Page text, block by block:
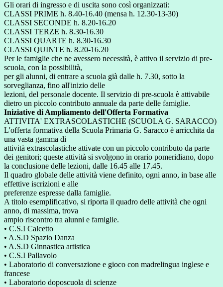
Gli orari di ingresso e di uscita sono così organizzati:
CLASSI PRIME h. 8.40-16.40 (mensa h. 12.30-13-30)
CLASSI SECONDE h. 8.20-16.20
CLASSI TERZE h. 8.30-16.30
CLASSI QUARTE h. 8.30-16.30
CLASSI QUINTE h. 8.20-16.20
Per le famiglie che ne avessero necessità, è attivo il servizio di pre-
scuola, con la possibilità,
per gli alunni, di entrare a scuola già dalle h. 7.30, sotto la
sorveglianza, fino all'inizio delle
lezioni, del personale docente. Il servizio di pre-scuola è attivabile
dietro un piccolo contributo annuale da parte delle famiglie.
Iniziative di Ampliamento dell'Offerta Formativa
ATTIVITA' EXTRASCOLASTICHE (SCUOLA G. SARACCO)
L'offerta formativa della Scuola Primaria G. Saracco è arricchita da
una vasta gamma di
attività extrascolastiche attivate con un piccolo contributo da parte
dei genitori; queste attività si svolgono in orario pomeridiano, dopo
la conclusione delle lezioni, dalle 16.45 alle 17.45.
Il quadro globale delle attività viene definito, ogni anno, in base alle
effettive iscrizioni e alle
preferenze espresse dalla famiglie.
A titolo esemplificativo, si riporta il quadro delle attività che ogni
anno, di massima, trova
ampio riscontro tra alunni e famiglie.
• C.S.I Calcetto
• A.S.D Spazio Danza
• A.S.D Ginnastica artistica
• C.S.I Pallavolo
• Laboratorio di conversazione e gioco con madrelingua inglese e
francese
• Laboratorio doposcuola di scienze